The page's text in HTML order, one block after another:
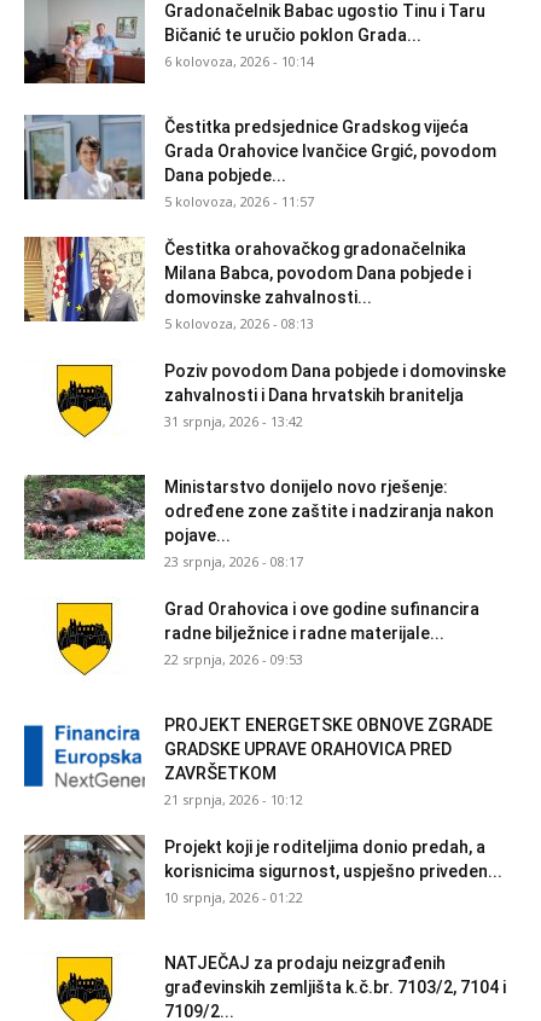
Gradonačelnik Babac ugostio Tinu i Taru
Bičanić te uručio poklon Grada...
6 kolovoza, 2026 - 10:14
Čestitka predsjednice Gradskog vijeća
Grada Orahovice Ivančice Grgić, povodom
Dana pobjede...
5 kolovoza, 2026 - 11:57
Čestitka orahovačkog gradonačelnika
Milana Babca, povodom Dana pobjede i
domovinske zahvalnosti...
5 kolovoza, 2026 - 08:13
Poziv povodom Dana pobjede i domovinske
zahvalnosti i Dana hrvatskih branitelja
31 srpnja, 2026 - 13:42
Ministarstvo donijelo novo rješenje:
određene zone zaštite i nadziranja nakon
pojave...
23 srpnja, 2026 - 08:17
Grad Orahovica i ove godine sufinancira
radne bilježnice i radne materijale...
22 srpnja, 2026 - 09:53
PROJEKT ENERGETSKE OBNOVE ZGRADE
GRADSKE UPRAVE ORAHOVICA PRED
ZAVRŠETKOM
21 srpnja, 2026 - 10:12
Projekt koji je roditeljima donio predah, a
korisnicima sigurnost, uspješno priveden...
10 srpnja, 2026 - 01:22
NATJEČAJ za prodaju neizgrađenih
građevinskih zemljišta k.č.br. 7103/2, 7104 i
7109/2...